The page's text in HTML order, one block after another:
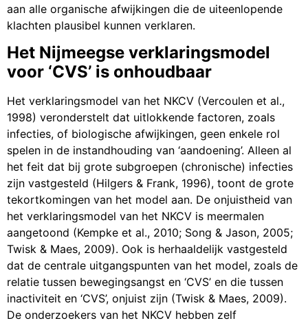
aan alle organische afwijkingen die de uiteenlopende
klachten plausibel kunnen verklaren.
Het Nijmeegse verklaringsmodel
voor ‘CVS’ is onhoudbaar
Het verklaringsmodel van het NKCV (Vercoulen et al.,
1998) veronderstelt dat uitlokkende factoren, zoals
infecties, of biologische afwijkingen, geen enkele rol
spelen in de instandhouding van ‘aandoening’. Alleen al
het feit dat bij grote subgroepen (chronische) infecties
zijn vastgesteld (Hilgers & Frank, 1996), toont de grote
tekortkomingen van het model aan. De onjuistheid van
het verklaringsmodel van het NKCV is meermalen
aangetoond (Kempke et al., 2010; Song & Jason, 2005;
Twisk & Maes, 2009). Ook is herhaaldelijk vastgesteld
dat de centrale uitgangspunten van het model, zoals de
relatie tussen bewegingsangst en ‘CVS’ en die tussen
inactiviteit en ‘CVS’, onjuist zijn (Twisk & Maes, 2009).
De onderzoekers van het NKCV hebben zelf